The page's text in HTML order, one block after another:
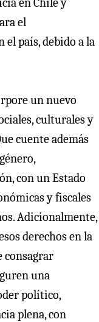
el
país, debido a la
un nuevo
culturales y
cuente además
con un Estado
y fiscales
Adicionalmente,
derechos en la
consagrar
una
político,
plena, con